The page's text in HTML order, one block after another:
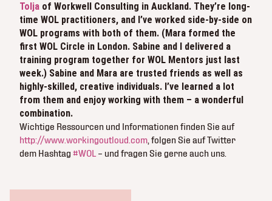
Tolja of Workwell Consulting in Auckland. They’re long-
time WOL practitioners, and I’ve worked side-by-side on
WOL programs with both of them. (Mara formed the
first WOL Circle in London. Sabine and I delivered a
training program together for WOL Mentors just last
week.) Sabine and Mara are trusted friends as well as
highly-skilled, creative individuals. I’ve learned a lot
from them and enjoy working with them – a wonderful
combination.
Wichtige Ressourcen und Informationen finden Sie auf
http://www.workingoutloud.com, folgen Sie auf Twitter
dem Hashtag #WOL – und fragen Sie gerne auch uns.